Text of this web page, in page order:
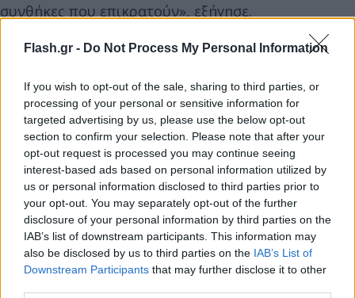
Flash.gr - Do Not Process My Personal Information
If you wish to opt-out of the sale, sharing to third parties, or
processing of your personal or sensitive information for
targeted advertising by us, please use the below opt-out
section to confirm your selection. Please note that after your
opt-out request is processed you may continue seeing
interest-based ads based on personal information utilized by
us or personal information disclosed to third parties prior to
your opt-out. You may separately opt-out of the further
disclosure of your personal information by third parties on the
IAB’s list of downstream participants. This information may
also be disclosed by us to third parties on the IAB’s List of
Downstream Participants that may further disclose it to other
συνθήκες που επικρατούν», εξήγησε.
«Αυτό που είναι ενδιαφέρον για τη Χαμάς είναι ότι
ο ρυθμός ανάπτυξης των σηράγγων, όχι μόνο σε
μέγεθος αλλά και ως προς τον σκοπό, συμπλήρωσε
την ανάπτυξη της επιχειρησιακής ιδέας του
οργανισμού», είπε ο Ρόσκιν. «Ξεκίνησε με το
λαθρεμπόριο αγαθών, προχώρησε στο
λαθρεμπόριο όπλων και αργότερα εξελίχθηκε σε
τούνελ επίθεσης».
Διαφήμιση
"Σε αυτά τα στάδια, η αντίληψη της οργάνωσης
ήταν τακτική. Αργότερα, διευκόλυνε απαγωγές